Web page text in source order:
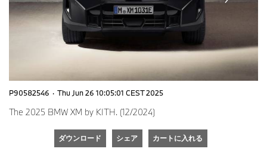
P90582546 · Thu Jun 26 10:05:01 CEST 2025
The 2025 BMW XM by KITH. (12/2024)
ダウンロード シェア カートに入れる